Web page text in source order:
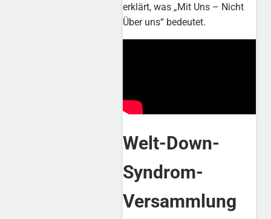
erklärt, was „Mit Uns – Nicht
Über uns“ bedeutet.
Welt-Down-
Syndrom-
Versammlung